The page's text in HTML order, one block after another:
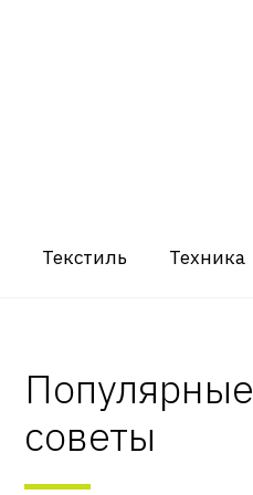
Текстиль Техника
Популярные
советы